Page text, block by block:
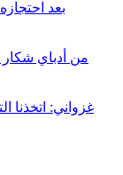
بعد
من أدباي
غزواني: اتخذنا